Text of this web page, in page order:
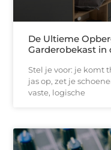
De Ultieme
Garderobekast in
Stel je voor: je komt
jas op, zet je
vaste, logische